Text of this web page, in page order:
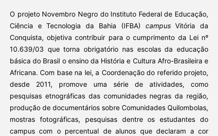
O projeto Novembro Negro do Instituto Federal de Educação,
Ciência e Tecnologia da Bahia (IFBA) campusVitória da
Conquista, objetiva contribuir para o cumprimento da Lei nº
10.639/03 que torna obrigatório nas escolas da educação
básica do Brasil o ensino da História e Cultura Afro-Brasileira e
Africana. Com base na lei, a Coordenação do referido projeto,
desde 2011, promove uma série de atividades, como
pesquisas etnográficas das comunidades negras da região,
produção de documentários sobre Comunidades Quilombolas,
mostras fotográficas, pesquisas dentre os estudantes do
campus com o percentual de alunos que declaram a cor